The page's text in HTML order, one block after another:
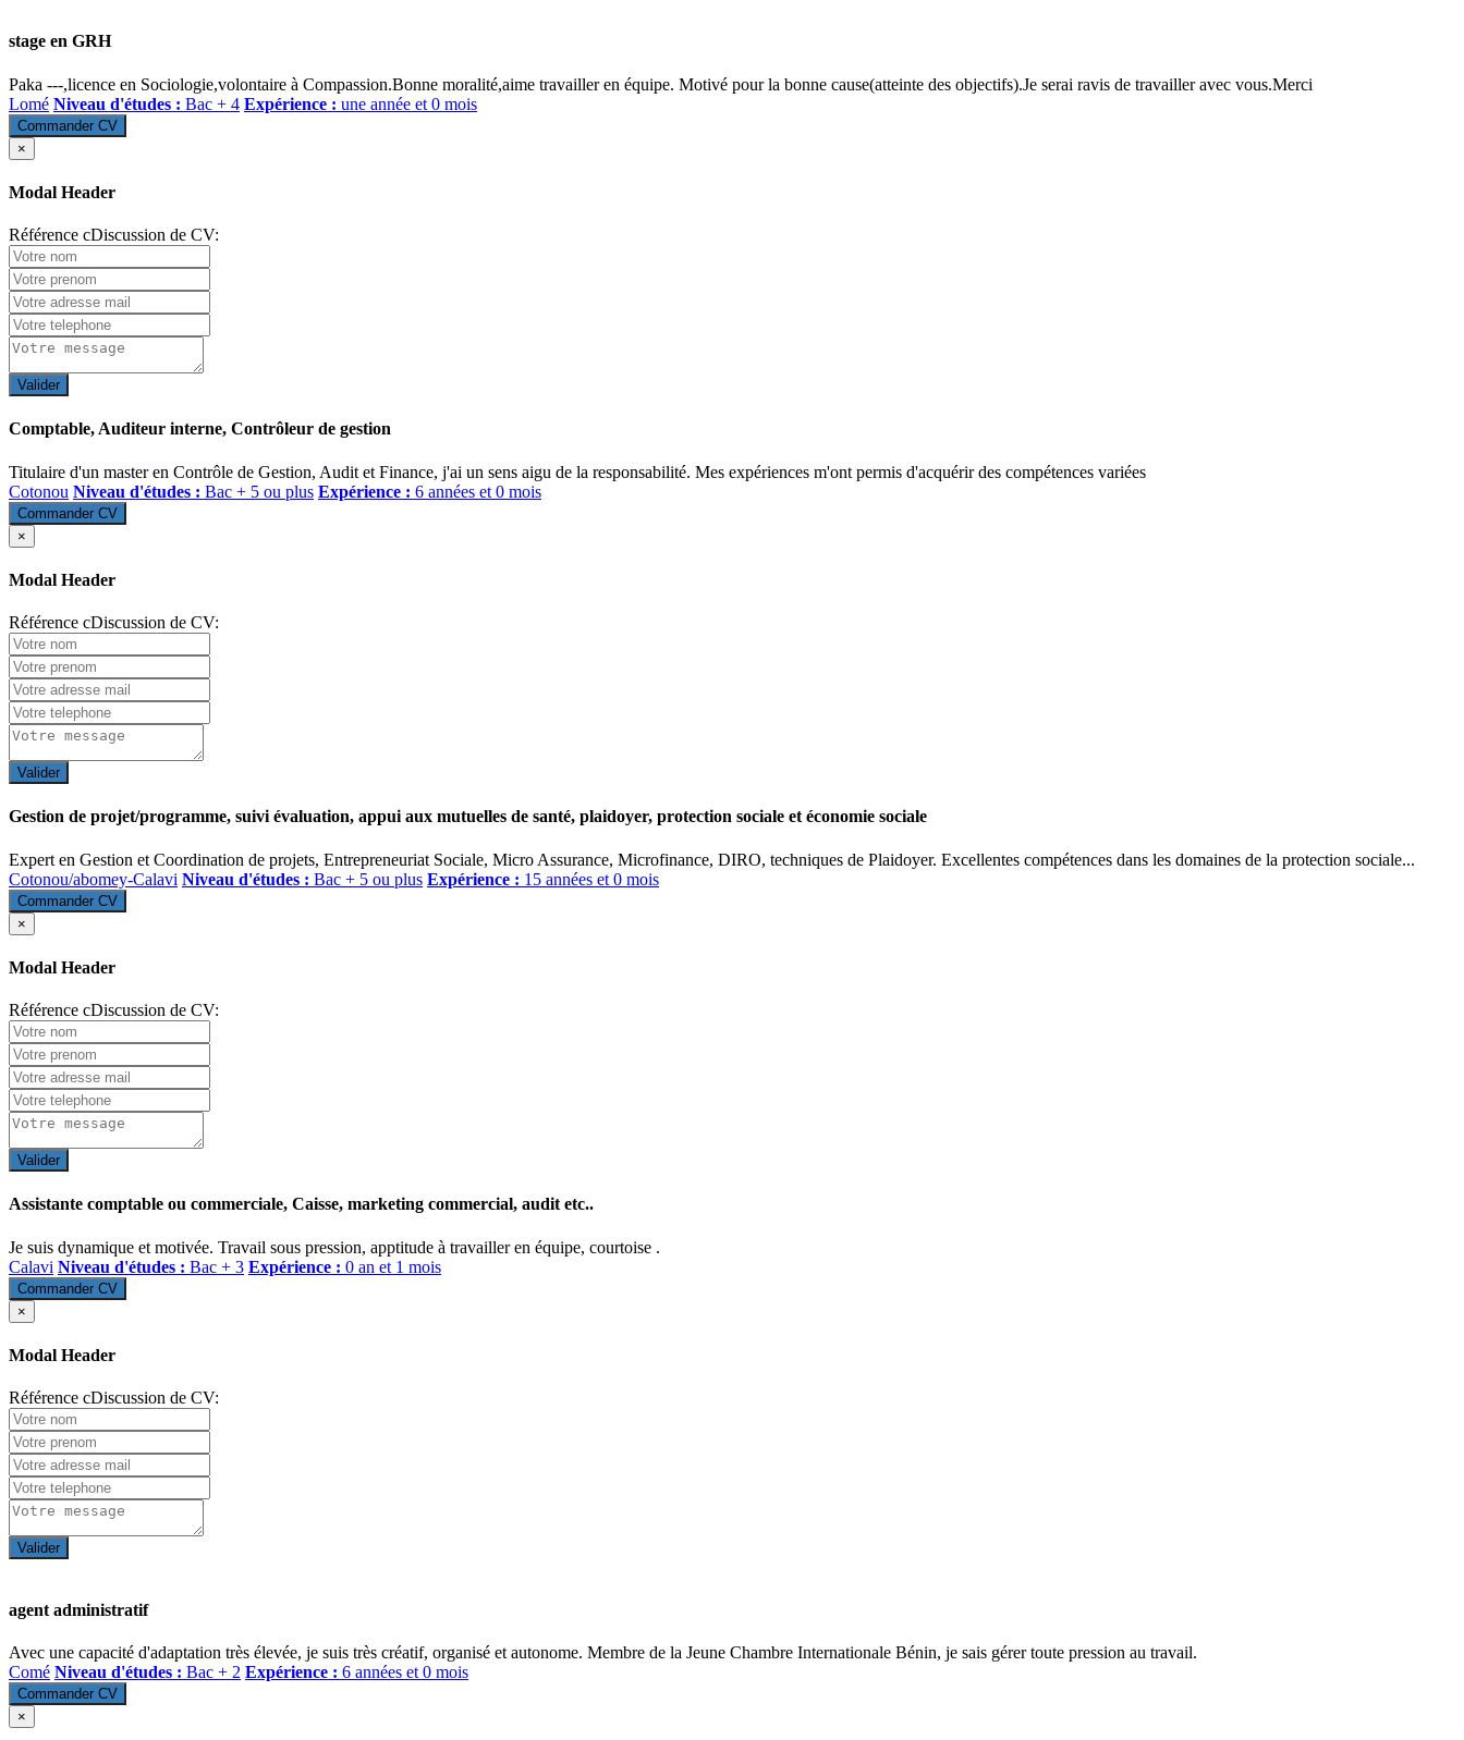
stage en GRH
Paka ---,licence en Sociologie,volontaire à Compassion.Bonne moralité,aime travailler en équipe. Motivé pour la bonne cause(atteinte des objectifs).Je serai ravis de travailler avec vous.Merci
Lomé Niveau d'études : Bac + 4 Expérience : une année et 0 mois
Commander CV
×
Modal Header
Référence cDiscussion de CV:
Valider
Comptable, Auditeur interne, Contrôleur de gestion
Titulaire d'un master en Contrôle de Gestion, Audit et Finance, j'ai un sens aigu de la responsabilité. Mes expériences m'ont permis d'acquérir des compétences variées
Cotonou Niveau d'études : Bac + 5 ou plus Expérience : 6 années et 0 mois
Commander CV
×
Modal Header
Référence cDiscussion de CV:
Valider
Gestion de projet/programme, suivi évaluation, appui aux mutuelles de santé, plaidoyer, protection sociale et économie sociale
Expert en Gestion et Coordination de projets, Entrepreneuriat Sociale, Micro Assurance, Microfinance, DIRO, techniques de Plaidoyer. Excellentes compétences dans les domaines de la protection sociale...
Cotonou/abomey-Calavi Niveau d'études : Bac + 5 ou plus Expérience : 15 années et 0 mois
Commander CV
×
Modal Header
Référence cDiscussion de CV:
Valider
Assistante comptable ou commerciale, Caisse, marketing commercial, audit etc..
Je suis dynamique et motivée. Travail sous pression, apptitude à travailler en équipe, courtoise .
Calavi Niveau d'études : Bac + 3 Expérience : 0 an et 1 mois
Commander CV
×
Modal Header
Référence cDiscussion de CV:
Valider
agent administratif
Avec une capacité d'adaptation très élevée, je suis très créatif, organisé et autonome. Membre de la Jeune Chambre Internationale Bénin, je sais gérer toute pression au travail.
Comé Niveau d'études : Bac + 2 Expérience : 6 années et 0 mois
Commander CV
×